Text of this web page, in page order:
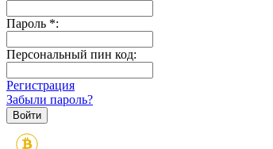
Пароль *:
Персональный пин код:
Регистрация
Забыли пароль?